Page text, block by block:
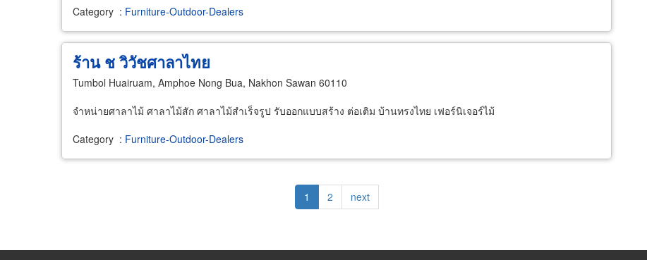
Category : Furniture-Outdoor-Dealers
ร้าน ช วิวัชศาลาไทย
Tumbol Huairuam, Amphoe Nong Bua, Nakhon Sawan 60110
จำหน่ายศาลาไม้ ศาลาไม้สัก ศาลาไม้สำเร็จรูป รับออกแบบสร้าง ต่อเติม บ้านทรงไทย เฟอร์นิเจอร์ไม้
Category : Furniture-Outdoor-Dealers
Current
page
1 Page
2
Next
page
next